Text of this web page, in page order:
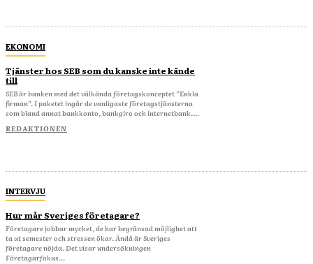
EKONOMI
Tjänster hos SEB som du kanske inte kände
till
SEB är banken med det välkända företagskonceptet ”Enkla
firman”. I paketet ingår de vanligaste företagstjänsterna
som bland annat bankkonto, bankgiro och internetbank....
REDAKTIONEN
INTERVJU
Hur mår Sveriges företagare?
Företagare jobbar mycket, de har begränsad möjlighet att
ta ut semester och stressen ökar. Ändå är Sveriges
företagare nöjda. Det visar undersökningen
Företagarfokus...